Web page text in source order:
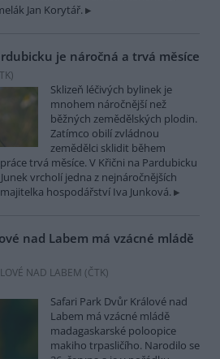
Jan Korytář.
je náročná a trvá měsíce
)
Sklizeň léčivých bylinek je
mnohem náročnější než
běžných zemědělských plodin.
Zatímco obilí zvládnou
zemědělci sklidit během
trvá měsíce. V Křični na Pardubicku
vrcholí jedna z nejnáročnějších
hospodářství Iva Junková.
nad Labem má vzácné mládě
NAD LABEM (ČTK)
Safari Park Dvůr Králové nad
Labem má vzácné mládě
madagaskarské poloopice
makiho trpasličího. Narodilo se